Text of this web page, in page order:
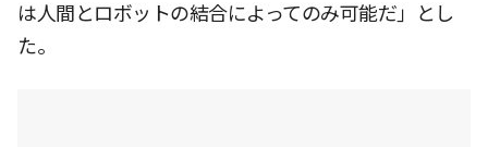
は人間とロボットの結合によってのみ可能だ」とし
た。